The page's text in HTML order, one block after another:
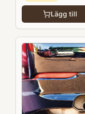
Lägg till